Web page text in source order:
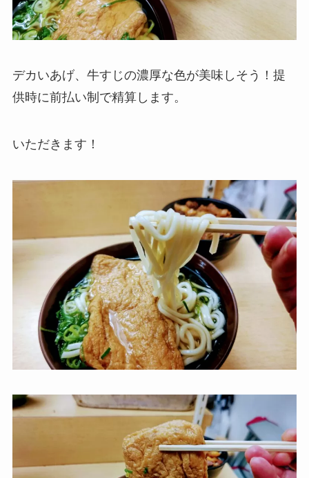
デカいあげ、牛すじの濃厚な色が美味しそう！提
供時に前払い制で精算します。
いただきます！